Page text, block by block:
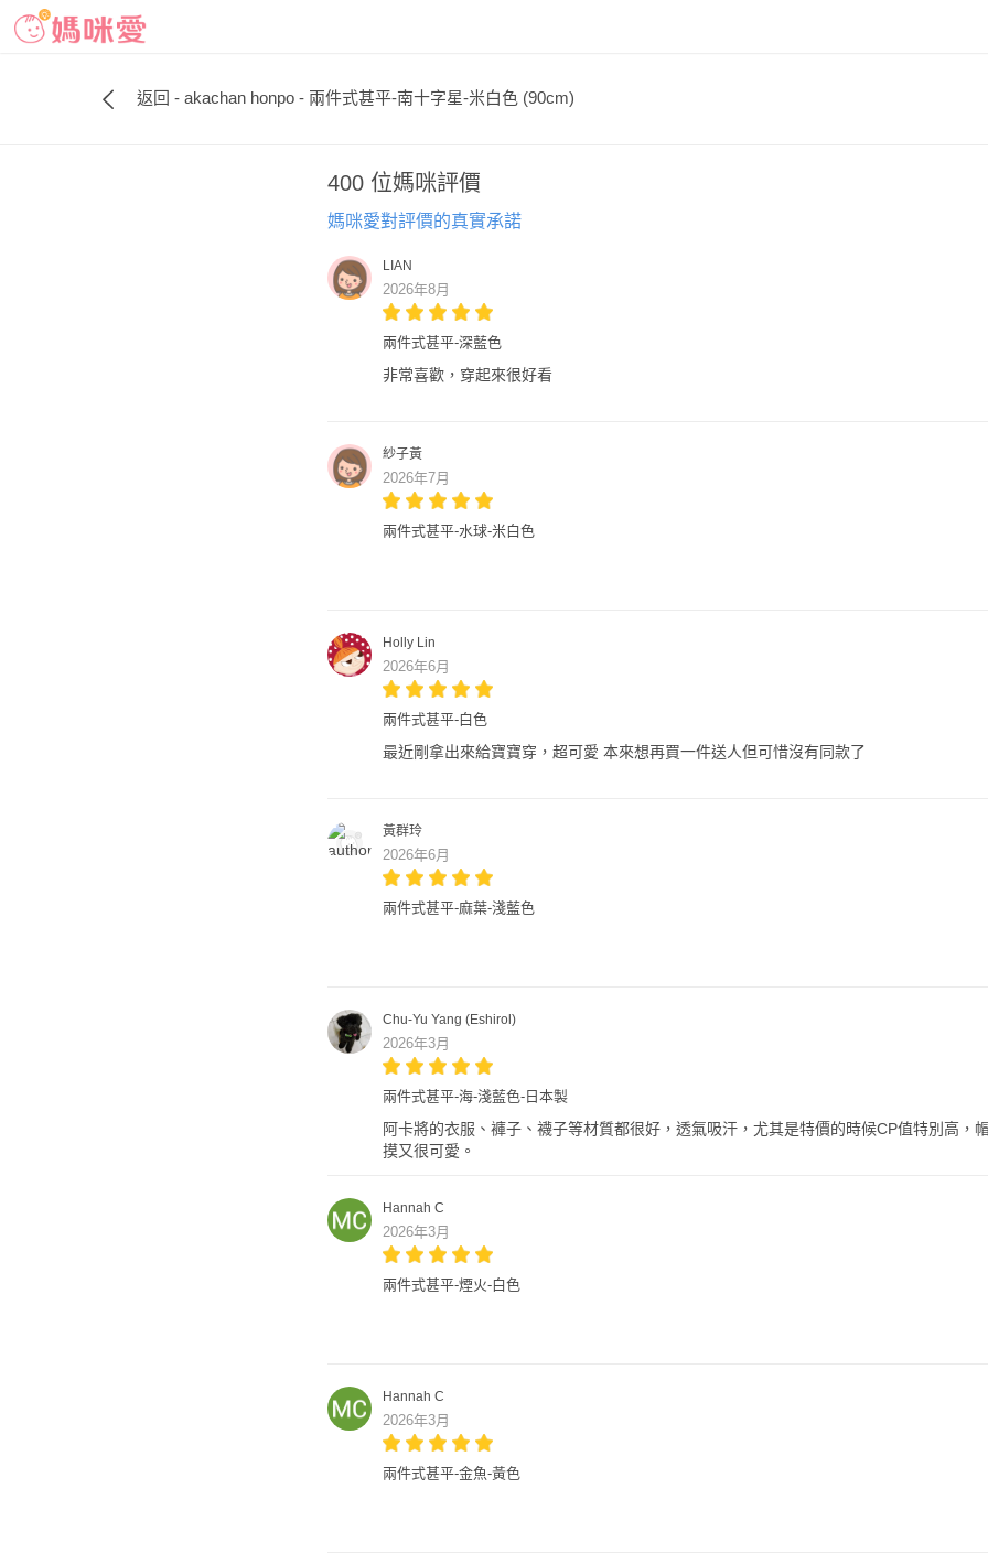
返回 - akachan honpo - 兩件式甚平-南十字星-米白色 (90cm)
400 位媽咪評價
媽咪愛對評價的真實承諾
LIAN
2026年8月
兩件式甚平-深藍色
非常喜歡，穿起來很好看
紗子黃
2026年7月
兩件式甚平-水球-米白色
Holly Lin
2026年6月
兩件式甚平-白色
最近剛拿出來給寶寶穿，超可愛 本來想再買一件送人但可惜沒有同款了
黃群玲
2026年6月
兩件式甚平-麻葉-淺藍色
Chu-Yu Yang (Eshirol)
2026年3月
兩件式甚平-海-淺藍色-日本製
阿卡將的衣服、褲子、襪子等材質都很好，透氣吸汗，尤其是特價的時候CP值特別高，
摸又很可愛。
Hannah C
2026年3月
兩件式甚平-煙火-白色
Hannah C
2026年3月
兩件式甚平-金魚-黃色